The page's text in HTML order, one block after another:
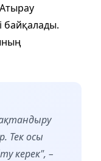
байқалады.
Тек осы
керек", –